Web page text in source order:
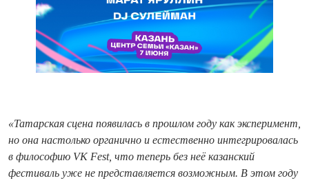
«Татарская сцена появилась в прошлом году как эксперимент,
но она настолько органично и естественно интегрировалась
в философию VK Fest, что теперь без неё казанский
фестиваль уже не представляется возможным. В этом году